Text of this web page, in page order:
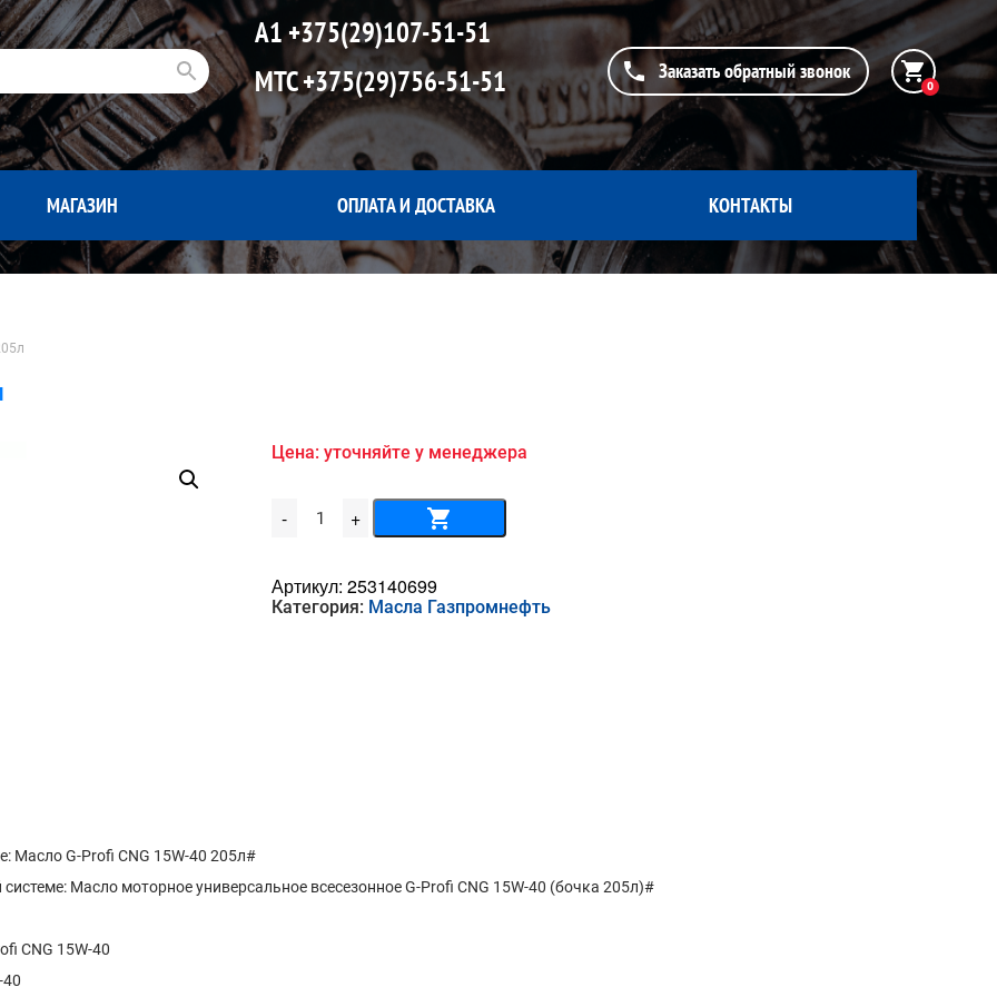
А1+375(29)107-51-51
МТС+375(29)756-51-51 Заказать обратный звонок
0
МАГАЗИН ОПЛАТА И ДОСТАВКА КОНТАКТЫ
Цена: уточняйте у менеджера
- Количество
товара
Profi
CNG
15W-
+
Артикул: 253140699
Категория: Масла Газпромнефть
Масло G-Profi CNG 15W-40 205л#
Масло моторное универсальное всесезонное G-Profi CNG 15W-40 (бочка 205л)#
CNG 15W-40
40